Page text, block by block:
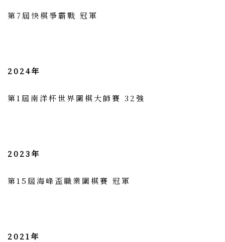
第7屆快棋爭霸戰 冠軍
2024年
第1屆南洋杯世界圍棋大師賽 32強
2023年
第15屆海峰盃職業圍棋賽 冠軍
2021年